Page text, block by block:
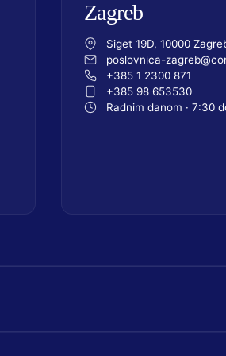
Zagreb
Siget 19D, 10000
poslovnica-
+385 1 2300 871
+385 98 653530
Radnim danom · 7:30